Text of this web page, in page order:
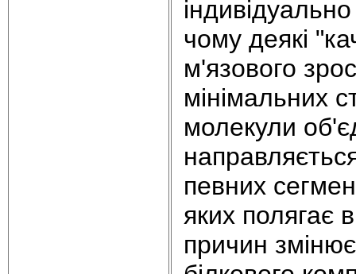
чому деякі
м'язового
мінімальних
молекули
певних
яких полягає
причин